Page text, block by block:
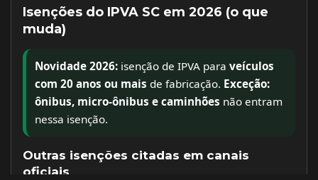
Isenções do IPVA SC em 2026 (o que
muda)
Novidade 2026: isenção de IPVA para veículos
com 20 anos ou mais de fabricação. Exceção:
ônibus, micro-ônibus e caminhões não entram
nessa isenção.
Outras isenções citadas em canais
oficiais